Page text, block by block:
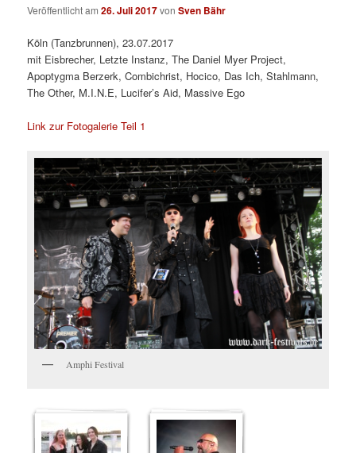
Veröffentlicht am26. Juli 2017vonSven Bähr
Köln (Tanzbrunnen), 23.07.2017
mit Eisbrecher, Letzte Instanz, The Daniel Myer Project,
Apoptygma Berzerk, Combichrist, Hocico, Das Ich, Stahlmann,
The Other, M.I.N.E, Lucifer’s Aid, Massive Ego
Link zur Fotogalerie Teil 1
Amphi Festival